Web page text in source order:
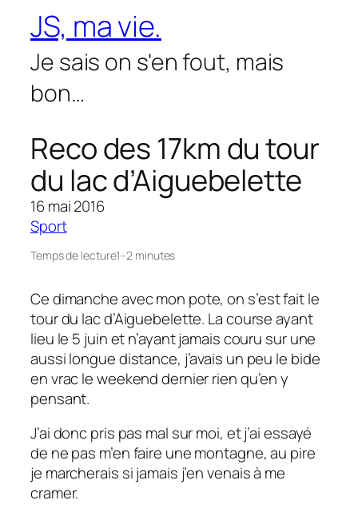
contenu
JS, ma vie.
Je sais on s'en fout, mais
bon…
Reco des 17km du tour
du lac d’Aiguebelette
16 mai 2016
Sport
Temps de lecture1–2 minutes
Ce dimanche avec mon pote, on s’est fait le
tour du lac d’Aiguebelette. La course ayant
lieu le 5 juin et n’ayant jamais couru sur une
aussi longue distance, j’avais un peu le bide
en vrac le weekend dernier rien qu’en y
pensant.
J’ai donc pris pas mal sur moi, et j’ai essayé
de ne pas m’en faire une montagne, au pire
je marcherais si jamais j’en venais à me
cramer.